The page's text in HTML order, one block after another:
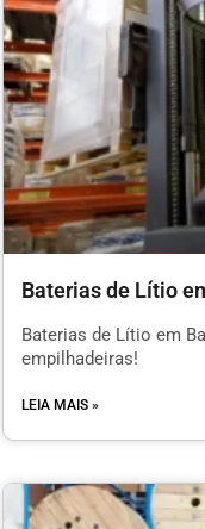
Baterias de Lítio
Baterias de Lítio em
empilhadeiras!
LEIA MAIS »